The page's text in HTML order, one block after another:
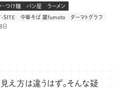
・つけ麺 パン屋 ラーメン
SITE 中華そば 麓fumoto ダーマトグラフ
日
え方は違うはず。そんな疑